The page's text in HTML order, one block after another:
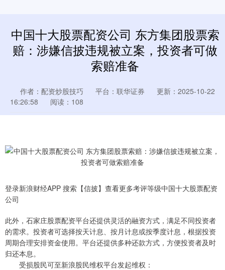
中国十大股票配资公司 东方集团股票索
赔：涉嫌信披违规被立案，投资者可做
索赔准备
作者：配资炒股技巧 平台：联华证券
更新：2025-10-22
16:26:58
阅读：108
登录新浪财经APP 搜索【信披】查看更多考评等级中国十大股票配资
公司
此外，石家庄股票配资平台还提供灵活的融资方式，满足不同投资者
的需求。投资者可选择按天计息、按月计息或按季度计息，根据投资
周期合理安排资金使用。平台还提供多种还款方式，方便投资者及时
归还本息。
受损股民可至新浪股民维权平台发起维权：